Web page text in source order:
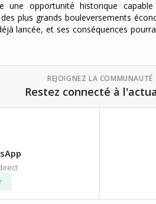
une opportunité historique
plus grands bouleversements
lancée, et ses conséquences
REJOIGNEZ LA COMMUNAUTÉ
Restez connecté à